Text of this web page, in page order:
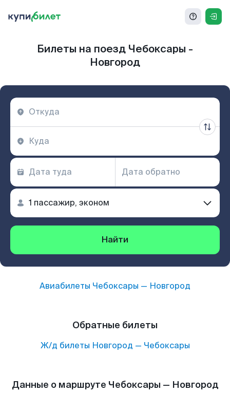
Билеты на поезд Чебоксары -
Новгород
Найти
Авиабилеты Чебоксары — Новгород
Обратные билеты
Ж/д билеты Новгород — Чебоксары
Данные о маршруте Чебоксары — Новгород